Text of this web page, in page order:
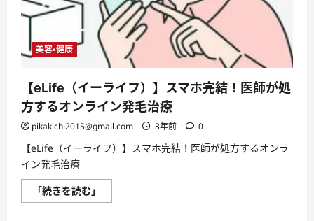
美容・健康
【eLife（イーライフ）】スマホ完結！医師が処
方するオンライン発毛治療
pikakichi2015@gmail.com 3年前 0
【eLife（イーライフ）】スマホ完結！医師が処方するオンラ
イン発毛治療
「続きを読む」
ー